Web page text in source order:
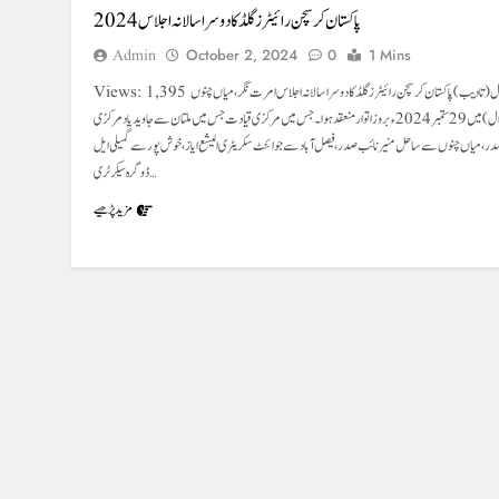
پاکستان کرسچن رائیٹرز گلڈ کادوسرا سالانہ اجلاس 2024
Admin October 2, 2024 0 1 Mins
Views: 1,395 خانیوال (تادیب)پاکستان کرسچن رائیٹرز گلڈ کا دوسرا سالانہ اجلاس امرت نگر ،میاں چنوں
(خانیوال) میں 29 ستمبر2024ء بروز اتوار منعقد ہوا۔جس میں مرکزی قیادت جس میں ملتان سے جاوید یاد مرکزی
،میاں چنوں سے ساحل منیر نائب صدر ،فیصل آباد سے جوائنٹ سکریٹری الیشع ایاز، خوش پور سے گمیلی ایل
ڈوگرہ سیکرٹری…
مزید پڑھیے